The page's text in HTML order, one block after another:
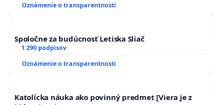
kanálov na Slovensku
Oznámenie o transparentnosti
Spoločne za budúcnosť Letiska Sliač
1 290 podpisov
Oznámenie o transparentnosti
Katolícka náuka ako povinný predmet [Viera je z